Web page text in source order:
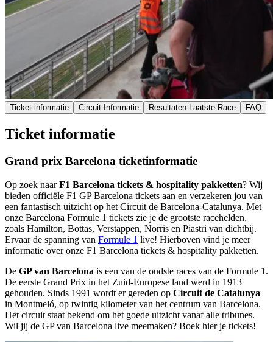
Ticket informatie Circuit Informatie Resultaten Laatste Race FAQ
Ticket informatie
Grand prix Barcelona ticketinformatie
Op zoek naarF1 Barcelona tickets & hospitality pakketten? Wij
bieden officiële F1 GP Barcelona tickets aan en verzekeren jou van
een fantastisch uitzicht op het Circuit de Barcelona-Catalunya. Met
onze Barcelona Formule 1 tickets zie je de grootste racehelden,
zoals Hamilton, Bottas, Verstappen, Norris en Piastri van dichtbij.
Ervaar de spanning van Formule 1 live! Hierboven vind je meer
informatie over onze F1 Barcelona tickets & hospitality pakketten.
De GP van Barcelona is een van de oudste races van de Formule 1.
De eerste Grand Prix in het Zuid-Europese land werd in 1913
gehouden. Sinds 1991 wordt er gereden op Circuit de Catalunya
in Montmeló, op twintig kilometer van het centrum van Barcelona.
Het circuit staat bekend om het goede uitzicht vanaf alle tribunes.
Wil jij de GP van Barcelona live meemaken? Boek hier je tickets!